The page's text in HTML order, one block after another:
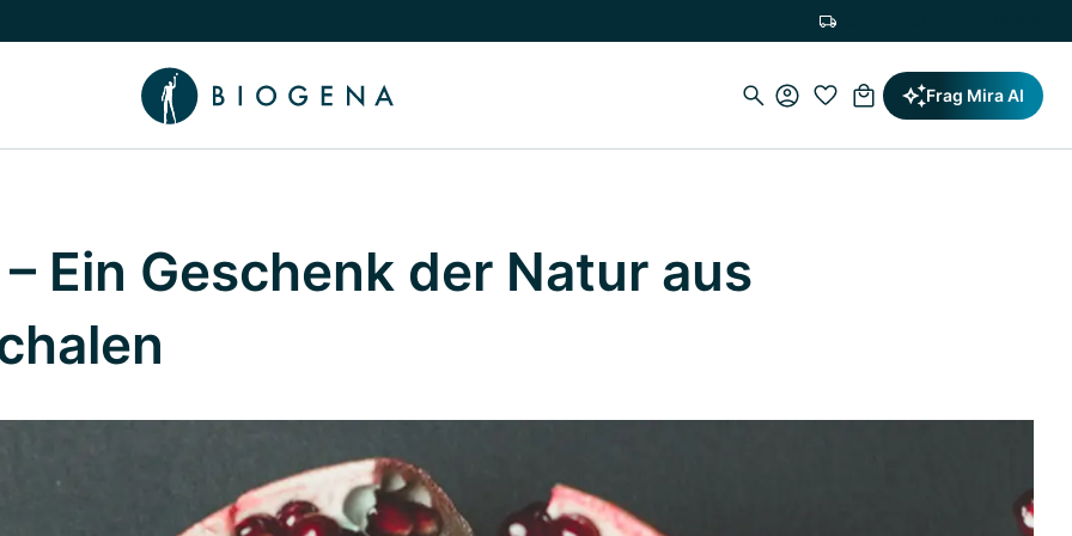
Wissen umschalten Frag Mira AI
Ein Geschenk der Natur aus